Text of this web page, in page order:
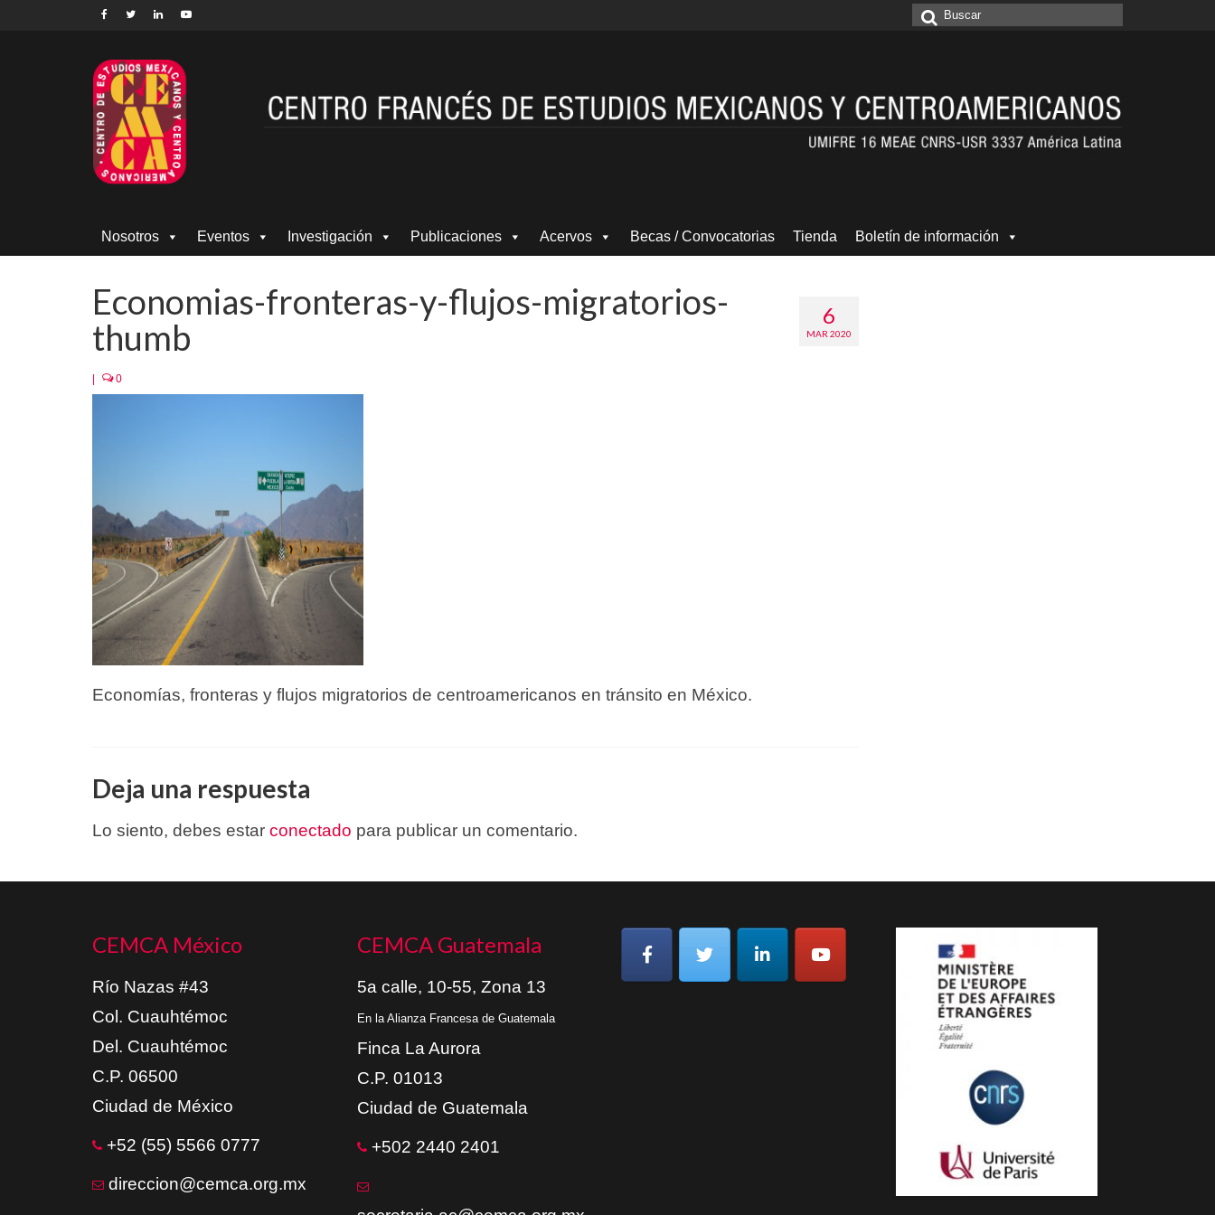
Buscar
Nosotros Eventos Investigación Publicaciones Acervos Becas / Convocatorias Tienda Boletín de información
6
MAR 2020
Economias-fronteras-y-flujos-migratorios-
thumb
| 0
Economías, fronteras y flujos migratorios de centroamericanos en tránsito en México.
Deja una respuesta
Lo siento, debes estar conectado para publicar un comentario.
CEMCA México
Río Nazas #43
Col. Cuauhtémoc
Del. Cuauhtémoc
C.P. 06500
Ciudad de México
+52 (55) 5566 0777
direccion@cemca.org.mx
CEMCA Guatemala
5a calle, 10-55, Zona 13
En la Alianza Francesa de Guatemala
Finca La Aurora
C.P. 01013
Ciudad de Guatemala
+502 2440 2401